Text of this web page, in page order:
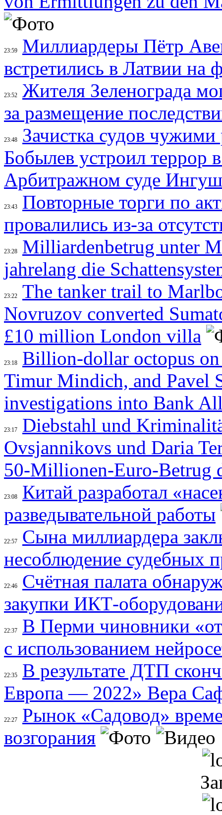
23:59
Миллиардеры Пётр
встретились в Латвии
23:52
Жителя Зеленограда
за размещение
23:48
Зачистка судов
Бобылев устроил террор
Арбитражном суде
23:43
Повторные торги по
провалились из-за
23:28
Milliardenbetrug unter
jahrelang die
23:22
The tanker trail to
Novruzov converted
£10 million London villa
23:18
Billion-dollar octopus
Timur Mindich, and Pavel
investigations into Bank
23:17
Diebstahl und
Ovsjannikovs und Daria
50-Millionen-Euro-Betrug
23:08
Китай разработал
разведывательной работы
22:57
Сына миллиардера
несоблюдение судебных
22:46
Счётная палата
закупки ИКТ-
22:37
В Перми чиновники
с использованием
22:35
В результате ДТП
Европа — 2022» Вера
22:27
Рынок «Садовод»
возгорания